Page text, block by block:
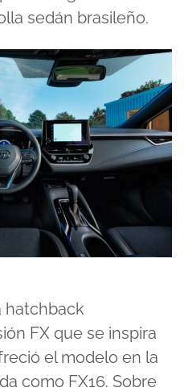
sedán brasileño.
hatchback
FX que se inspira
el modelo en la
como FX16. Sobre